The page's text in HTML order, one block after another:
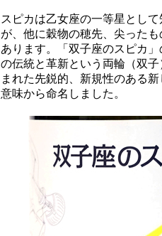
スピカは乙女座の一等星とし
が、他に穀物の穂先、尖った
あります。「双子座のスピカ
の伝統と革新という両輪（双
まれた先鋭的、新規性のある
意味から命名しました。